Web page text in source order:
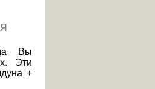
Вы
Эти
+